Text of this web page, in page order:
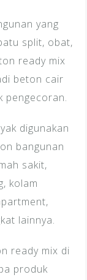
yang
split, obat,
ready mix
beton cair
pengecoran.
digunakan
bangunan
sakit,
kolam
lainnya.
ready mix di
produk